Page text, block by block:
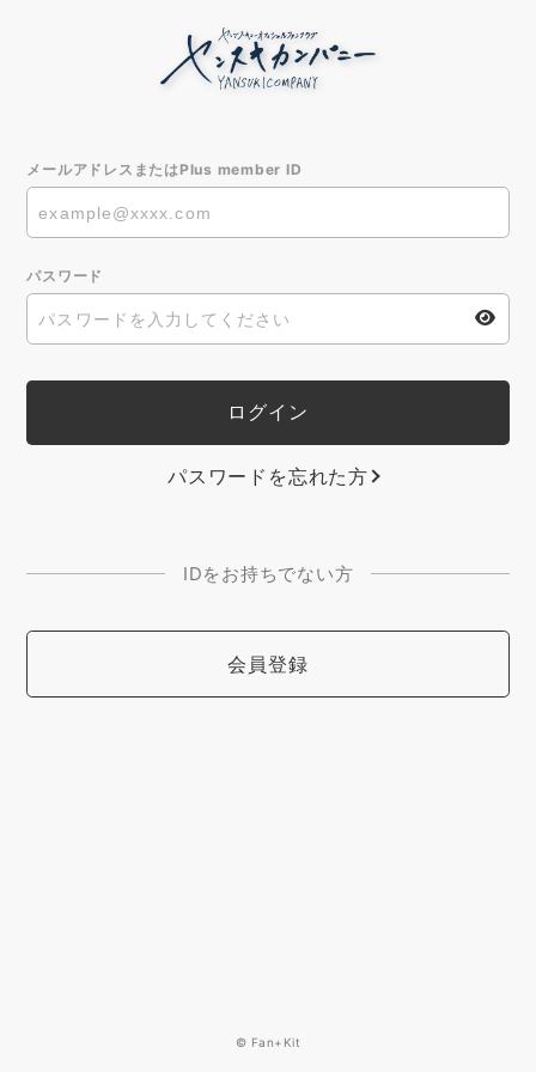
メールアドレスまたはPlus member ID
パスワード
パスワードを忘れた方
IDをお持ちでない方
会員登録
© Fan+Kit